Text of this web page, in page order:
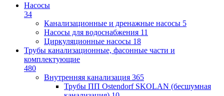
Насосы
34
Канализационные и дренажные насосы 5
Насосы для водоснабжения 11
Циркуляционные насосы 18
Трубы канализационные, фасонные части и
комплектующие
480
Внутренняя канализация 365
Трубы ПП Ostendorf SKOLAN (бесшумная